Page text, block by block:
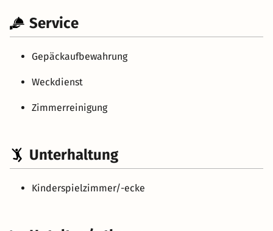
Service
Gepäckaufbewahrung
Weckdienst
Zimmerreinigung
Unterhaltung
Kinderspielzimmer/-ecke